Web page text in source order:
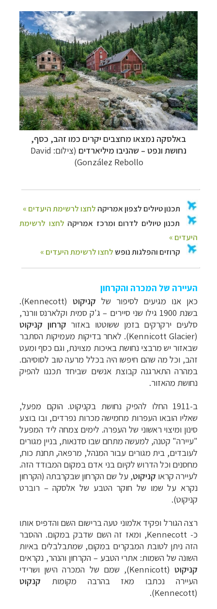
באלסקה נמצאו מחצבים יקרים כמו זהב, כסף,
נחושת ונפט – שהניבו מיליארדים
(צילום: David
González Rebollo)
העיירה של המכרה והקרחון
כאן אנו מגיעים לסיפור של קניקוט (
Kennecott
).
בשנת 1900 גילו שני סיירים
– ג'ק סמית וקלארנס וורנר,
סלעים ירקרקים בזמן ששוטטו באזור קרחון קניקוט
(
Kennicott Glacier). לאחר בדיקות מעמיקות הסתבר
שבאזור יש מרבצי נחושת באיכות מצוינת, וגם כסף ומעט
זהב, וכל מה שהם חיפשו היה בכלל מרעה טוב לסוסיהם.
במהרה התארגנה קבוצת אנשים שביחד תכננו להפיק
נחושת מהאזור.
ב-1911 החלו להפיק נחושת בקניקוט. הוקם מפעל,
שאליו הובאו העפרות מחמישה מכרות נפרדים, ובו בוצע
סינון ומיצוי ראשוני של העפרה. לימים צמחה ליד המפעל
"עיירה" קטנה, למעשה מתחם שבו סדנאות, בניין מגורים
לעובדים, בית מגורים עבור המנהל, מרפאה, תחנת כוח,
מחסנים וכל הדרוש לקיום בני אדם במקום המבודד הזה.
לעיירה קראו קניקוט, על שם הקרחון שבקרבתה (הקרחון
נקרא על שמו של חוקר הטבע של אלסקה– רוברט
קניקוט).
רצה הגורל ופקיד אלמוני טעה ברישום השם והדפיס אותו
כ- Kennecott, ומאז זה השם שדבק במקום. ההסבר
הזה ניתן לטובת המבקרים במקום, שמתבלבלים באיות
השונה של השמות: אתרי הטבע – הקרחון והנהר, נקראים
קניקוט(
Kennicott), שמם של המכרה הישן ושרידי
העיירה נכתבו מאז בהרבה מקומות קנקוט
(
Kennecott
).